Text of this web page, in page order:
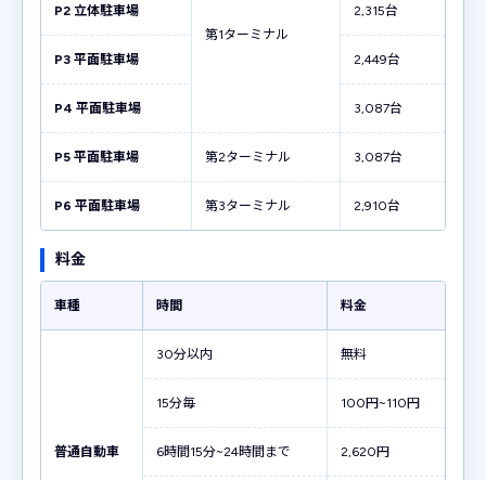
第1ターミナル
P2 立体駐車場 2,315台
P3 平面駐車場 2,449台
P4 平面駐車場 3,087台
P5 平面駐車場 第2ターミナル 3,087台
P6 平面駐車場 第3ターミナル 2,910台
料金
車種 時間 料金
普通自動車
30分以内 無料
15分毎 100円~110円
6時間15分~24時間まで 2,620円